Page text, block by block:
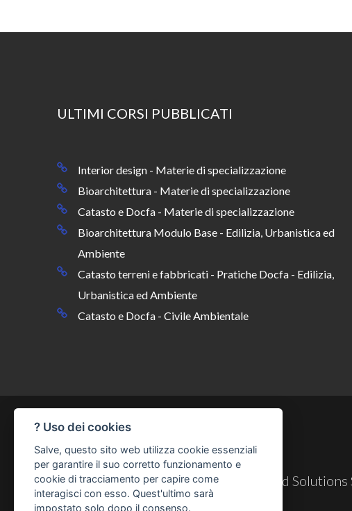
ULTIMI CORSI PUBBLICATI
Interior design - Materie di specializzazione
Bioarchitettura - Materie di specializzazione
Catasto e Docfa - Materie di specializzazione
Bioarchitettura Modulo Base - Edilizia, Urbanistica ed
Ambiente
Catasto terreni e fabbricati - Pratiche Docfa - Edilizia,
Urbanistica ed Ambiente
Catasto e Docfa - Civile Ambientale
© Copyright 2026 Cesynt Advanced Solutions
? Uso dei cookies
Salve, questo sito web utilizza cookie essenziali
per garantire il suo corretto funzionamento e
cookie di tracciamento per capire come
interagisci con esso. Quest'ultimo sarà
impostato solo dopo il consenso.